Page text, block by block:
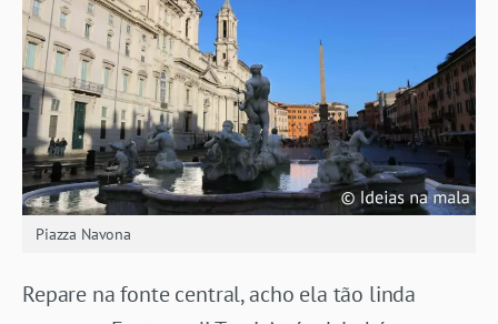
Piazza Navona
Repare na fonte central, acho ela tão linda